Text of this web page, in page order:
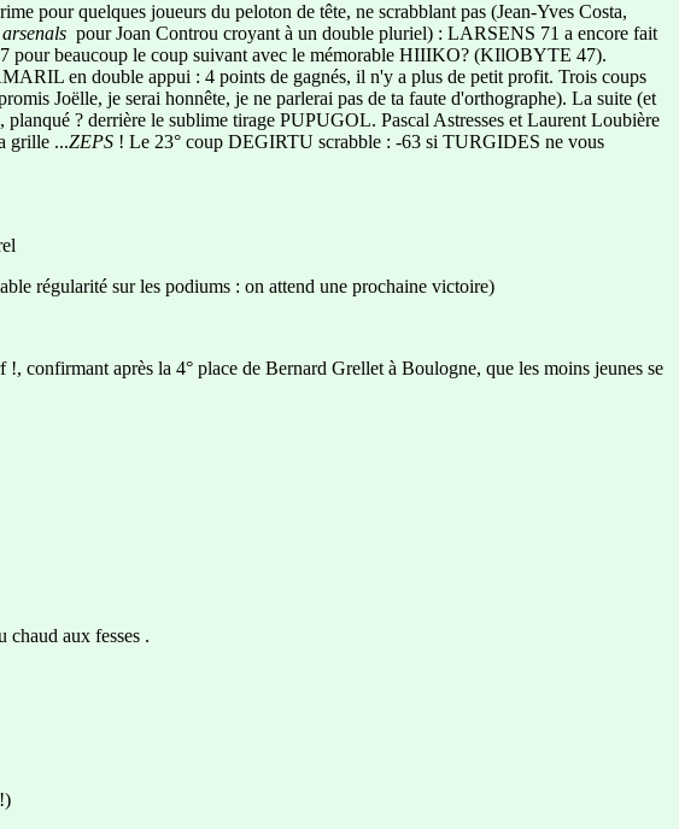
quelques joueurs du peloton de tête, ne scrabblant pas (Jean-Yves Costa,
arsenals pour Joan Controu croyant à un double pluriel) : LARSENS 71 a encore fait
pour beaucoup le coup suivant avec le mémorable HIIIKO? (KIlOBYTE 47).
en double appui : 4 points de gagnés, il n'y a plus de petit profit. Trois coups
Joëlle, je serai honnête, je ne parlerai pas de ta faute d'orthographe). La suite (et
? derrière le sublime tirage PUPUGOL. Pascal Astresses et Laurent Loubière
grille ...ZEPS ! Le 23° coup DEGIRTU scrabble : -63 si TURGIDES ne vous
régularité sur les podiums : on attend une prochaine victoire)
confirmant après la 4° place de Bernard Grellet à Boulogne, que les moins jeunes se
chaud aux fesses .